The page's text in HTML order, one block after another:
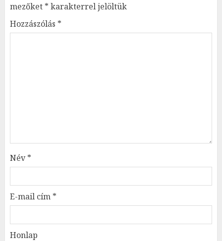
mezőket * karakterrel jelöltük
Hozzászólás *
Név*
E-mail cím *
Honlap